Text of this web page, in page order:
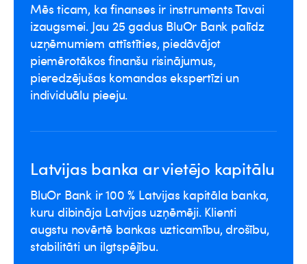
Mēs ticam, ka finanses ir instruments Tavai
izaugsmei. Jau 25 gadus BluOr Bank palīdz
uzņēmumiem attīstīties, piedāvājot
piemērotākos finanšu risinājumus,
pieredzējušas komandas ekspertīzi un
individuālu pieeju.
Latvijas banka ar vietējo kapitālu
BluOr Bank ir 100 % Latvijas kapitāla banka,
kuru dibināja Latvijas uzņēmēji. Klienti
augstu novērtē bankas uzticamību, drošību,
stabilitāti un ilgtspējību.